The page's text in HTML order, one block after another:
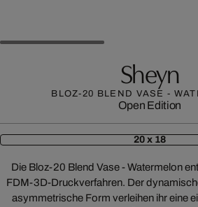
Sheyn
BLOZ-20 BLEND VASE -
Open Edition
20 x 18
Die Bloz-20 Blend Vase - Watermelon
FDM-3D-Druckverfahren. Der
asymmetrische Form verleihen ihr eine